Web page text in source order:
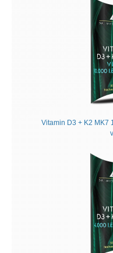
Vitamin D3 + K2 MK7